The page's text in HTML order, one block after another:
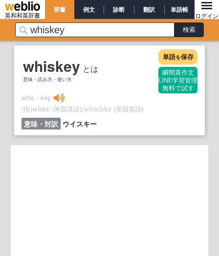
英和和英辞書
辞書 例文 診断 翻訳 単語帳
ログイン
whiskey とは
意味・読み方・使い方
単語を保存
瞬間英作文
LINE学習管理
無料で試す
whis・key
/(h)wíski/ (米国英語)/wíswíski/ (英国英語)
意味・対訳 ウイスキー